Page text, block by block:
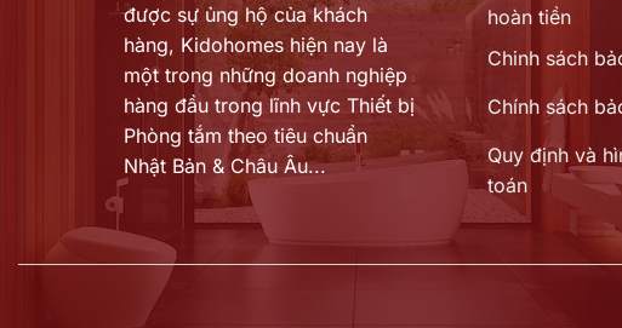
được sự ủng hộ của khách
hàng, Kidohomes hiện nay là
một trong những doanh nghiệp
hàng đầu trong lĩnh vực Thiết bị
Phòng tắm theo tiêu chuẩn
Nhật Bản & Châu Âu...
hoàn tiền
Chinh sách
Chính sách
Quy định và
toán